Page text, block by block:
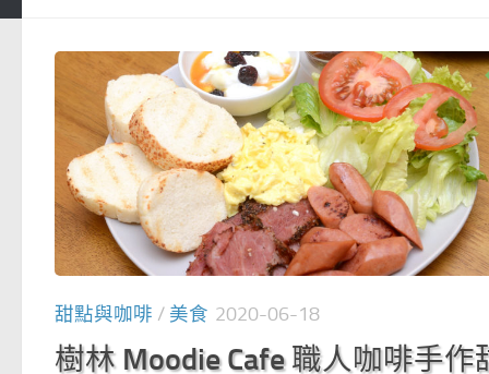
甜點與咖啡 / 美食 2020-06-18
樹林 Moodie Cafe 職人咖啡手作